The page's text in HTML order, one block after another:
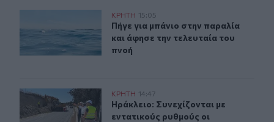
Χανιά: Άφησε την τελευταία του πνοή ενώ είχε πάει για
ΚΡΗΤΗ 15:05
Πήγε για μπάνιο στην παραλία και
Πήγε για μπάνιο στην παραλία
και άφησε την τελευταία του
πνοή
Με εντατικούς ρυθμούς προχωράνε τα έργα οδικής
ΚΡΗΤΗ 14:47
Ηράκλειο: Συνεχίζονται με
Ηράκλειο: Συνεχίζονται με
εντατικούς ρυθμούς οι